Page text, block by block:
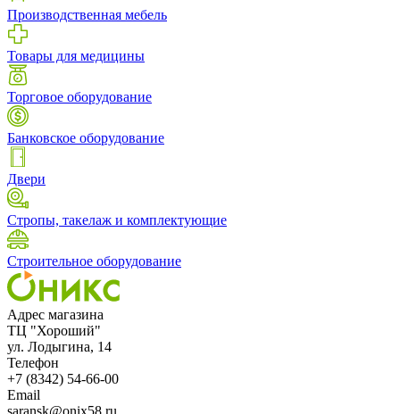
Производственная мебель
Товары для медицины
Торговое оборудование
Банковское оборудование
Двери
Стропы, такелаж и комплектующие
Строительное оборудование
Адрес магазина
ТЦ "Хороший"
ул. Лодыгина, 14
Телефон
+7 (8342) 54-66-00
Email
saransk@onix58.ru